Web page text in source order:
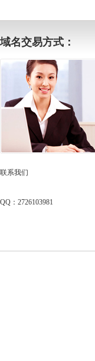
域名交易方式：
联系我们
QQ：2726103981